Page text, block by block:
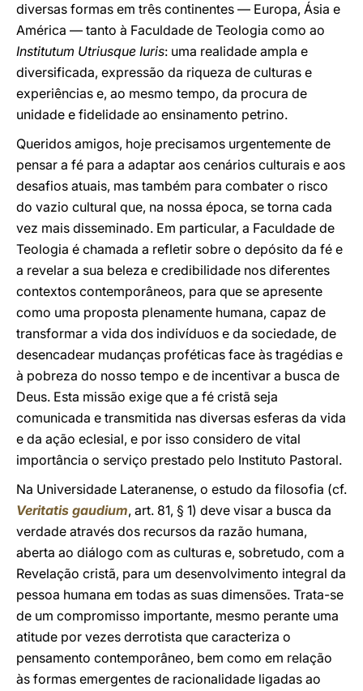
diversas formas em três continentes — Europa, Ásia e
América — tanto à Faculdade de Teologia como ao
Institutum Utriusque Iuris: uma realidade ampla e
diversificada, expressão da riqueza de culturas e
experiências e, ao mesmo tempo, da procura de
unidade e fidelidade ao ensinamento petrino.
Queridos amigos, hoje precisamos urgentemente de
pensar a fé para a adaptar aos cenários culturais e aos
desafios atuais, mas também para combater o risco
do vazio cultural que, na nossa época, se torna cada
vez mais disseminado. Em particular, a Faculdade de
Teologia é chamada a refletir sobre o depósito da fé e
a revelar a sua beleza e credibilidade nos diferentes
contextos contemporâneos, para que se apresente
como uma proposta plenamente humana, capaz de
transformar a vida dos indivíduos e da sociedade, de
desencadear mudanças proféticas face às tragédias e
à pobreza do nosso tempo e de incentivar a busca de
Deus. Esta missão exige que a fé cristã seja
comunicada e transmitida nas diversas esferas da vida
e da ação eclesial, e por isso considero de vital
importância o serviço prestado pelo Instituto Pastoral.
Na Universidade Lateranense, o estudo da filosofia (cf.
Veritatis gaudium, art. 81, § 1) deve visar a busca da
verdade através dos recursos da razão humana,
aberta ao diálogo com as culturas e, sobretudo, com a
Revelação cristã, para um desenvolvimento integral da
pessoa humana em todas as suas dimensões. Trata-se
de um compromisso importante, mesmo perante uma
atitude por vezes derrotista que caracteriza o
pensamento contemporâneo, bem como em relação
às formas emergentes de racionalidade ligadas ao